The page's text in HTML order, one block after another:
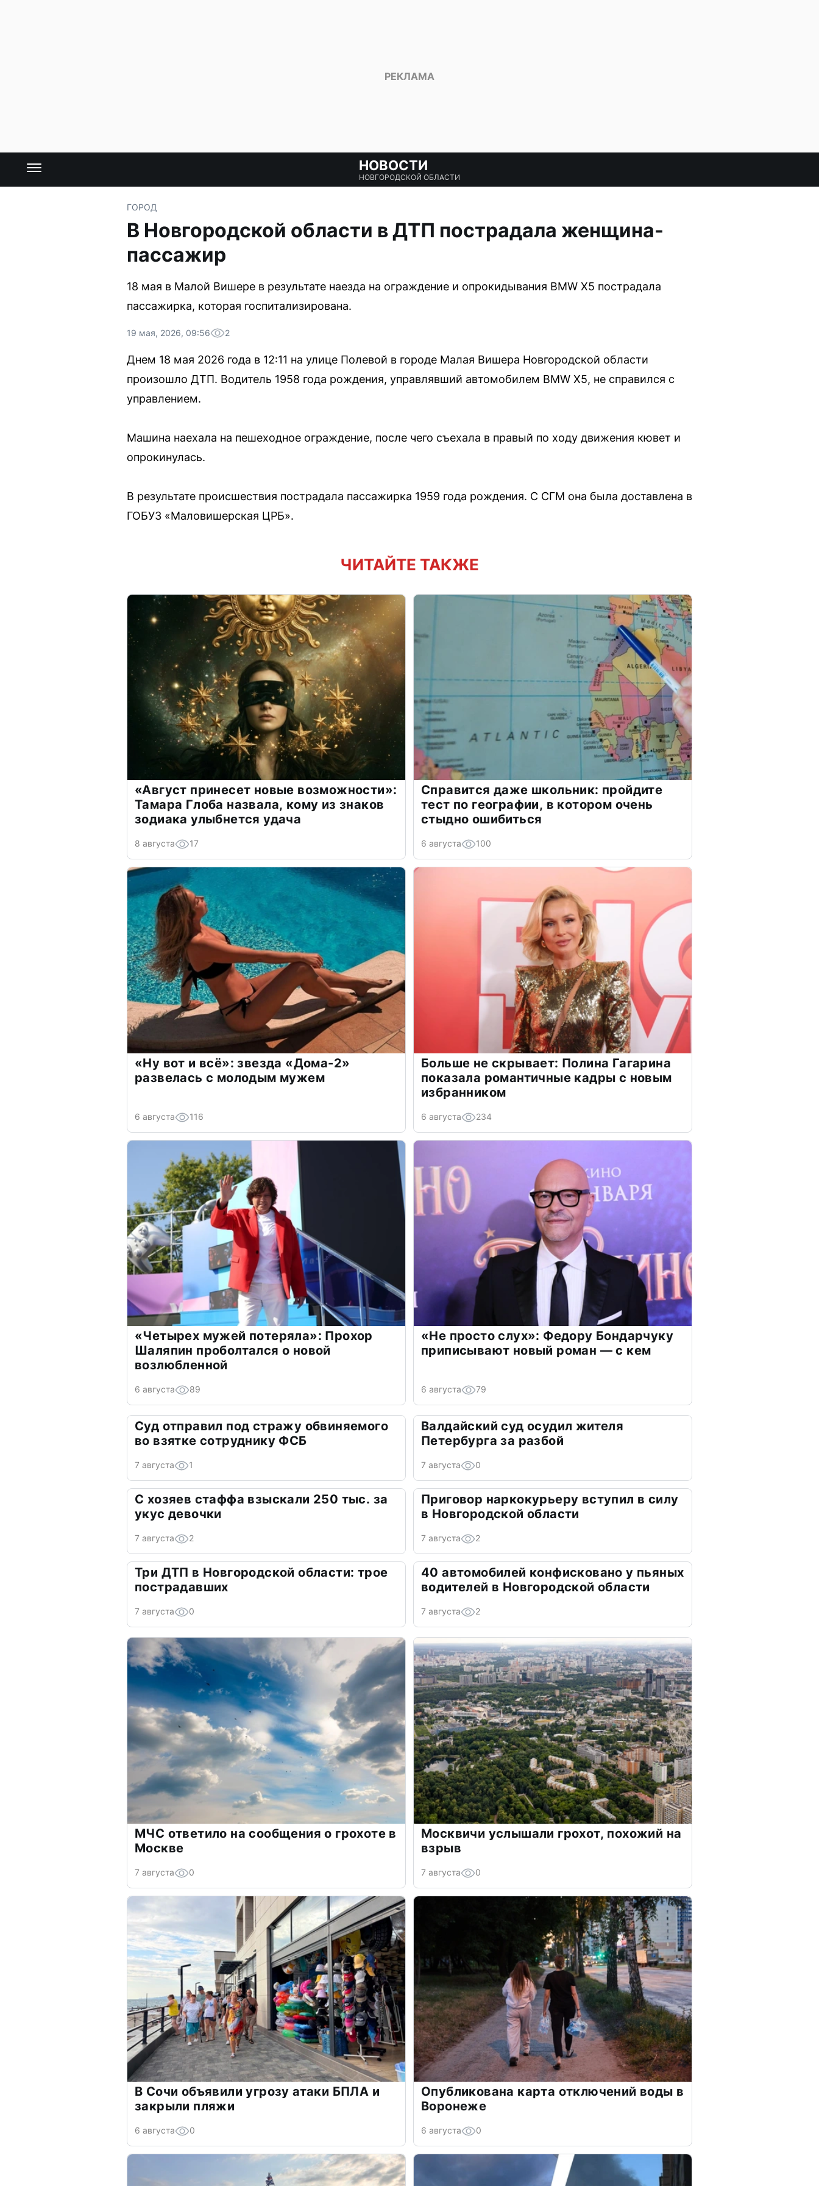
НОВОСТИ
НОВГОРОДСКОЙ ОБЛАСТИ
ГОРОД
В Новгородской области в ДТП пострадала женщина-
пассажир
18 мая в Малой Вишере в результате наезда на ограждение и опрокидывания BMW X5 пострадала
пассажирка, которая госпитализирована.
19 мая, 2026, 09:56 2
Днем 18 мая 2026 года в 12:11 на улице Полевой в городе Малая Вишера Новгородской области
произошло ДТП. Водитель 1958 года рождения, управлявший автомобилем BMW X5, не справился с
управлением.
Машина наехала на пешеходное ограждение, после чего съехала в правый по ходу движения кювет и
опрокинулась.
В результате происшествия пострадала пассажирка 1959 года рождения. С СГМ она была доставлена в
ГОБУЗ «Маловишерская ЦРБ».
ЧИТАЙТЕ ТАКЖЕ
«Август принесет новые возможности»:
Тамара Глоба назвала, кому из знаков
зодиака улыбнется удача
8 августа 17
Справится даже школьник: пройдите
тест по географии, в котором очень
стыдно ошибиться
6 августа 100
«Ну вот и всё»: звезда «Дома-2»
развелась с молодым мужем
6 августа 116
Больше не скрывает: Полина Гагарина
показала романтичные кадры с новым
избранником
6 августа 234
«Четырех мужей потеряла»: Прохор
Шаляпин проболтался о новой
возлюбленной
6 августа 89
«Не просто слух»: Федору Бондарчуку
приписывают новый роман — с кем
6 августа 79
Суд отправил под стражу обвиняемого
во взятке сотруднику ФСБ
7 августа 1
Валдайский суд осудил жителя
Петербурга за разбой
7 августа 0
С хозяев стаффа взыскали 250 тыс. за
укус девочки
7 августа 2
Приговор наркокурьеру вступил в силу
в Новгородской области
7 августа 2
Три ДТП в Новгородской области: трое
пострадавших
7 августа 0
40 автомобилей конфисковано у пьяных
водителей в Новгородской области
7 августа 2
МЧС ответило на сообщения о грохоте в
Москве
7 августа 0
Москвичи услышали грохот, похожий на
взрыв
7 августа 0
В Сочи объявили угрозу атаки БПЛА и
закрыли пляжи
6 августа 0
Опубликована карта отключений воды в
Воронеже
6 августа 0